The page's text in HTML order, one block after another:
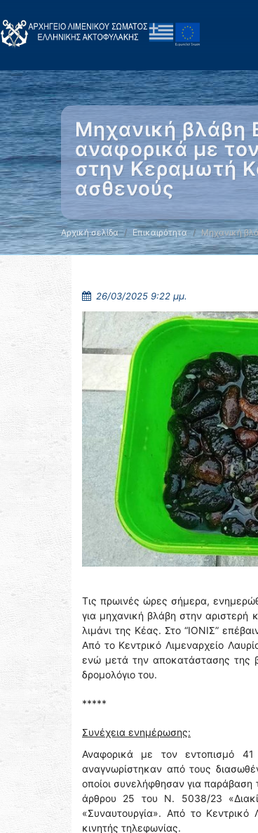
Μηχανική βλάβη
αναφορικά με
στην Κεραμωτή
ασθενούς
Αρχική σελίδα Επικαιρότητα Μηχανική
26/03/2025 9:22 μμ.
Τις πρωινές ώρες σήμερα,
για μηχανική βλάβη στην αριστερή
λιμάνι της Κέας. Στο “ΙΟΝΙΣ”
Από το Κεντρικό Λιμεναρχείο
ενώ μετά την αποκατάστασης της
δρομολόγιο του.
*****
Συνέχεια ενημέρωσης:
Αναφορικά με τον εντοπισμό
αναγνωρίστηκαν από τους
οποίοι συνελήφθησαν για
άρθρου 25 του Ν. 5038/23
«Συναυτουργία». Από το
κινητής τηλεφωνίας.